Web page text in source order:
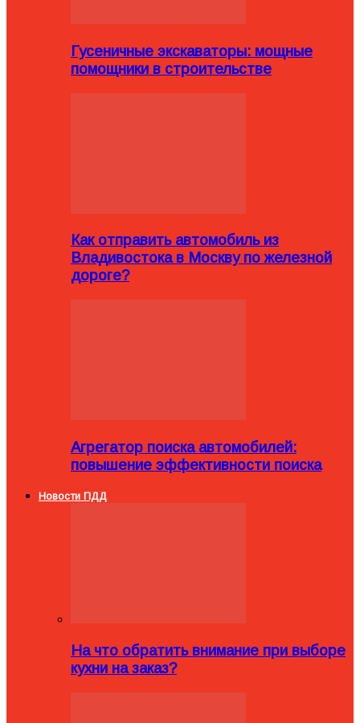
Гусеничные экскаваторы: мощные
помощники в строительстве
Как отправить автомобиль из
Владивостока в Москву по железной
дороге?
Агрегатор поиска автомобилей:
повышение эффективности поиска
Новости ПДД
На что обратить внимание при выборе
кухни на заказ?